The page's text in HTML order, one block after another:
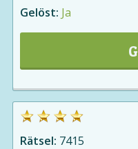
Gelöst: Ja
Rätsel: 7415